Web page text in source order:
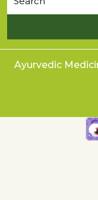
Ayurvedic